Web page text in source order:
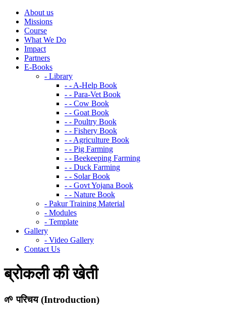
About us
Missions
Course
What We Do
Impact
Partners
E-Books
- Library
- - A-Help Book
- - Para-Vet Book
- - Cow Book
- - Goat Book
- - Poultry Book
- - Fishery Book
- - Agriculture Book
- - Pig Farming
- - Beekeeping Farming
- - Duck Farming
- - Solar Book
- - Govt Yojana Book
- - Nature Book
- Pakur Training Material
- Modules
- Template
Gallery
- Video Gallery
Contact Us
ब्रोकली की खेती
🌱परिचय (Introduction)